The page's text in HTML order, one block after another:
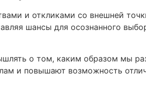
и откликами со внешней
шансы для осознанного
о том, каким образом мы
и повышают возможность